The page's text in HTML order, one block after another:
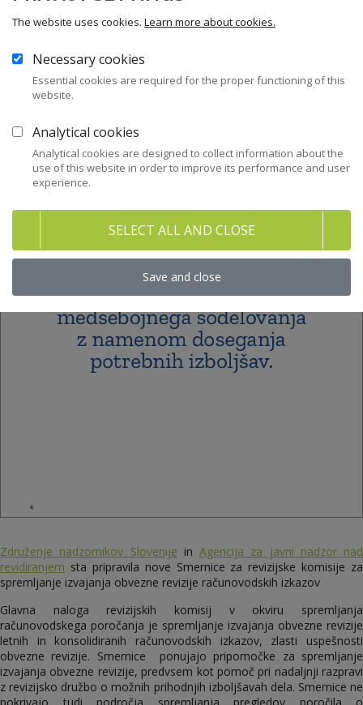
Združenje nadzornikov Slovenije in Agencija za javni nadzor nad
revidiranjem sta pripravila nove Smernice za revizijske komisije za
spremljanje izvajanja obvezne revizije računovodskih izkazov
Glavna naloga revizijskih komisij v okviru spremljanja
računovodskega poročanja je spremljanje izvajanja obvezne revizije
letnih in konsolidiranih računovodskih izkazov, zlasti uspešnosti
obvezne revizije. Smernice ponujajo pripomočke za spremljanje
izvajanja obvezne revizije, predvsem kot pomoč pri nadaljnji razpravi
z revizijsko družbo o možnih prihodnjih izboljšavah dela. Smernice ne
pokrivajo tudi področja spremljanja pregledov poročila o
The website uses cookies. Learn more about cookies.
Necessary cookies
Essential cookies are required for the proper functioning of this
website.
Analytical cookies
Analytical cookies are designed to collect information about the
use of this website in order to improve its performance and user
experience.
SELECT ALL AND CLOSE
Save and close